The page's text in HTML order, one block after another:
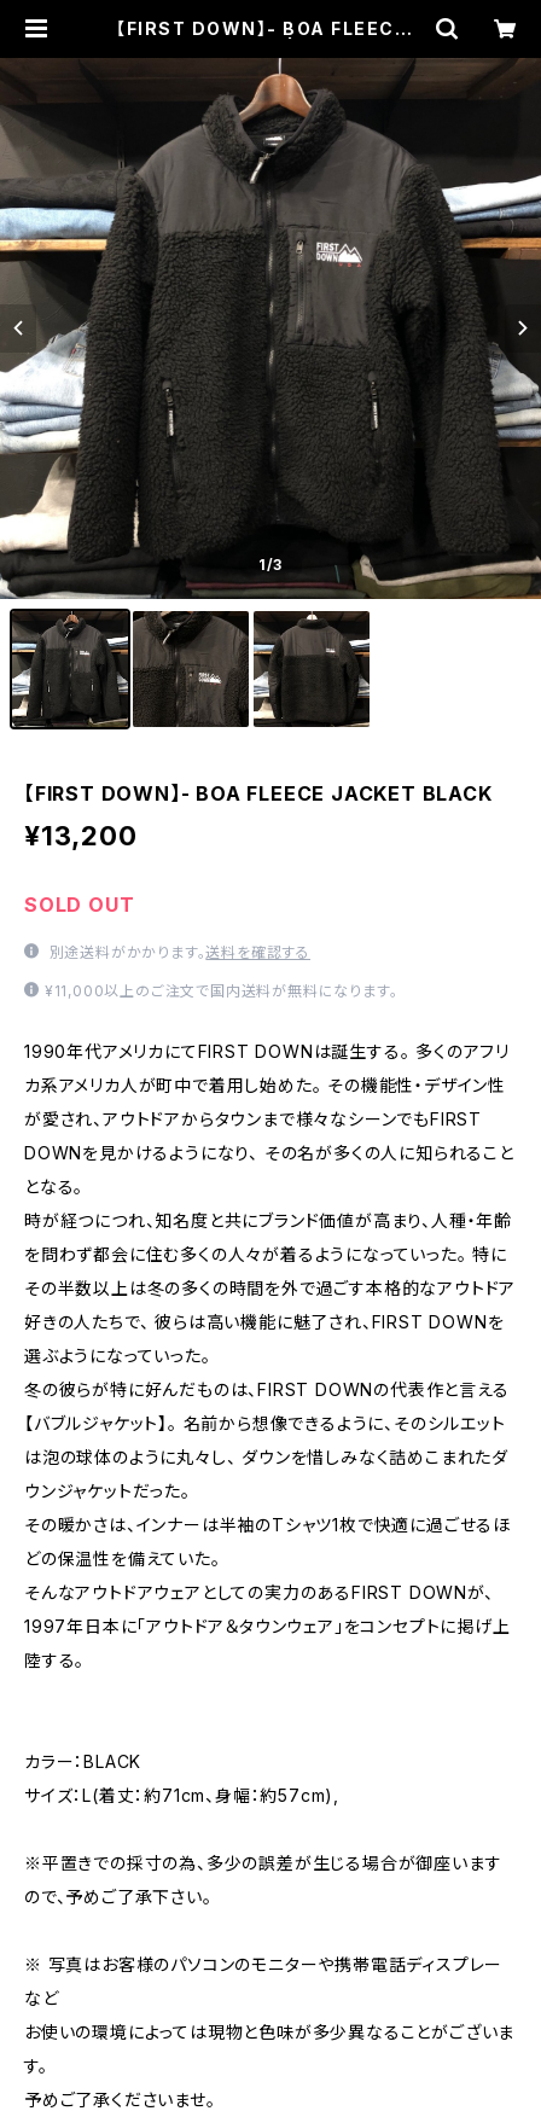
【FIRST DOWN】- BOA FLEECE J
1/3
【FIRST DOWN】- BOA FLEECE JACKET BLACK
¥13,200
SOLD OUT
別途送料がかかります。送料を確認する
¥11,000以上のご注文で国内送料が無料になります。
1990年代アメリカにてFIRST DOWNは誕生する。 多くのアフリ
カ系アメリカ人が町中で着用し始めた。 その機能性・デザイン性
が愛され、アウトドアからタウンまで様々なシーンでもFIRST
DOWNを見かけるようになり、 その名が多くの人に知られること
となる。
時が経つにつれ、知名度と共にブランド価値が高まり、人種・年齢
を問わず都会に住む多くの人々が着るようになっていった。 特に
その半数以上は冬の多くの時間を外で過ごす本格的なアウトドア
好きの人たちで、 彼らは高い機能に魅了され、FIRST DOWNを
選ぶようになっていった。
冬の彼らが特に好んだものは、FIRST DOWNの代表作と言える
【バブルジャケット】。 名前から想像できるように、そのシルエット
は泡の球体のように丸々し、 ダウンを惜しみなく詰めこまれたダ
ウンジャケットだった。
その暖かさは、インナーは半袖のTシャツ1枚で快適に過ごせるほ
どの保温性を備えていた。
そんなアウトドアウェアとしての実力のあるFIRST DOWNが、
1997年日本に「アウトドア＆タウンウェア」をコンセプトに掲げ上
陸する。
カラー：BLACK
サイズ：L(着丈：約71cm、身幅：約57cm),
※平置きでの採寸の為、多少の誤差が生じる場合が御座います
ので、予めご了承下さい。
※ 写真はお客様のパソコンのモニターや携帯電話ディスプレー
など
お使いの環境によっては現物と色味が多少異なることがございま
す。
予めご了承くださいませ。